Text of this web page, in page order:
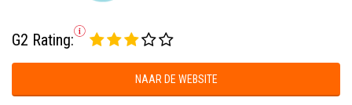
G2 Rating:
NAAR DE WEBSITE